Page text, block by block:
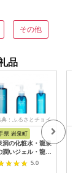
その他
品
典：ふるさとチョイ
県 岩泉町
洞の化粧水・龍泉
潤いジェル・龍泉
水クレンジングセ
5.0